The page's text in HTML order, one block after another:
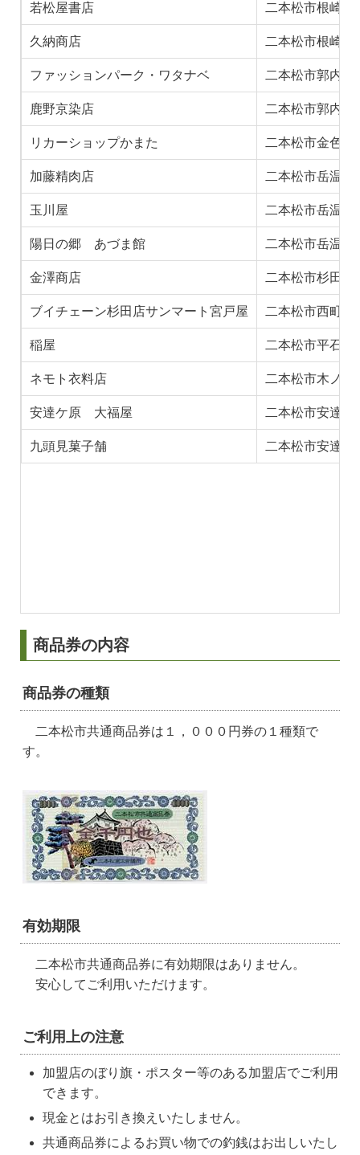
若松屋書店 二本松市根崎１
久納商店 二本松市根崎１
ファッションパーク・ワタナベ 二本松市郭内１
鹿野京染店 二本松市郭内１
リカーショップかまた 二本松市金色３
加藤精肉店 二本松市岳温泉
玉川屋 二本松市岳温泉
陽日の郷 あづま館 二本松市岳温泉
金澤商店 二本松市杉田町
ブイチェーン杉田店サンマート宮戸屋 二本松市西町３
稲屋 二本松市平石町
ネモト衣料店 二本松市木ノ崎
安達ケ原 大福屋 二本松市安達
九頭見菓子舗 二本松市安達
商品券の内容
商品券の種類
二本松市共通商品券は１，０００円券の１種類で
す。
有効期限
二本松市共通商品券に有効期限はありません。
安心してご利用いただけます。
ご利用上の注意
加盟店のぼり旗・ポスター等のある加盟店でご利用
できます。
現金とはお引き換えいたしません。
共通商品券によるお買い物での釣銭はお出しいたし